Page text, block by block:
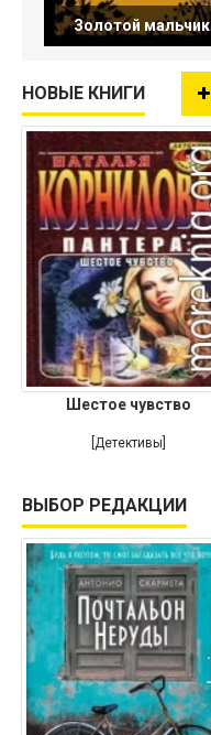
Золотой мальчик
НОВЫЕ КНИГИ
Шестое чувство
[Детективы]
ВЫБОР РЕДАКЦИИ